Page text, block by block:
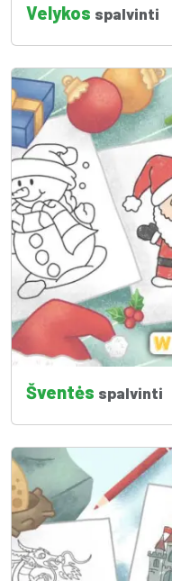
Velykos spalvinti
Šventės spalvinti